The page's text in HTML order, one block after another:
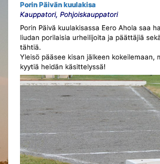
Porin Päivän kuulakisa
Kauppatori, Pohjoiskauppatori
Porin Päivä kuulakisassa Eero Ahola saa
liudan porilaisia urheilijoita ja päättäjiä
tähtiä.
Yleisö pääsee kisan jälkeen kokeilemaan,
kyytiä heidän käsittelyssä!